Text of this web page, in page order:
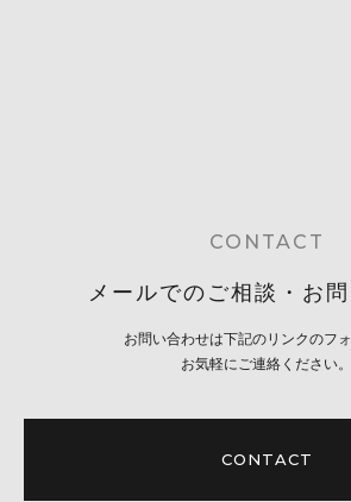
CONTACT
メールでのご相談・お
お問い合わせは下記のリンクのフ
お気軽にご連絡ください。
CONTACT